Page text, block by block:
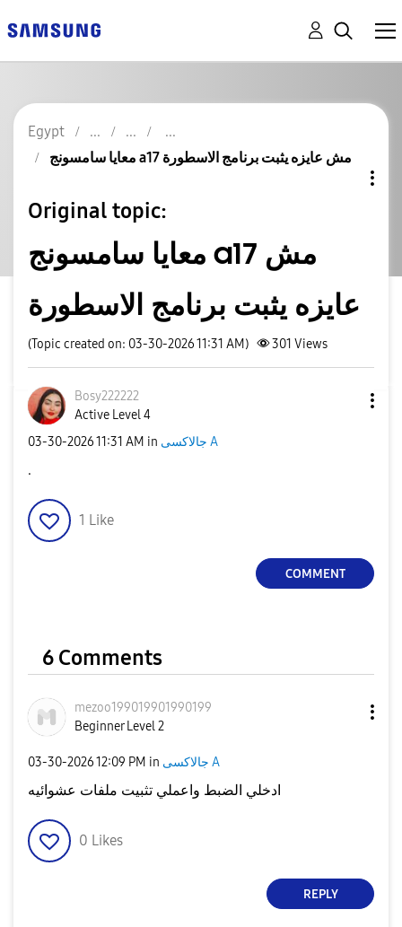
Egypt
معايا سامسونج a17 مش عايزه يثبت برنامج الاسطورة
Original topic:
معايا سامسونج a17 مش
عايزه يثبت برنامج الاسطورة
(Topic created on: 03-30-2026 11:31 AM) 301 Views
Bosy222222
Active Level 4
‎03-30-202611:31 AM in جالاكسى A
.
1 Like
COMMENT
6 Comments
mezoo199019901990199
Beginner Level 2
‎03-30-202612:09 PM in جالاكسى A
ادخلي الضبط واعملي تثبيت ملفات عشوائيه
0 Likes
REPLY